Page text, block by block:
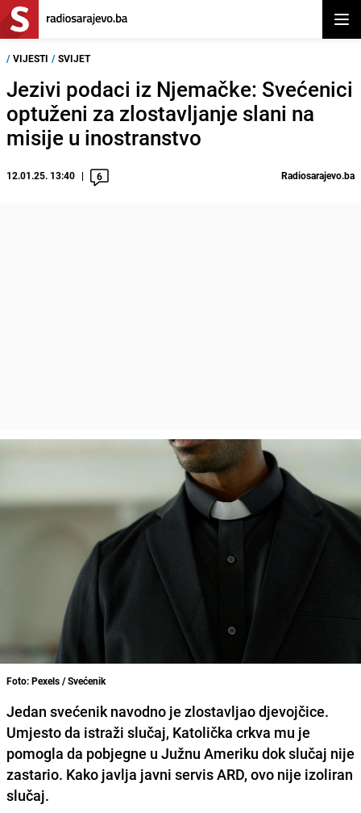
/ VIJESTI / SVIJET
Jezivi podaci iz Njemačke: Svećenici
optuženi za zlostavljanje slani na
misije u inostranstvo
12.01.25. 13:40 6 Radiosarajevo.ba
Foto: Pexels / Svećenik
Jedan svećenik navodno je zlostavljao djevojčice.
Umjesto da istraži slučaj, Katolička crkva mu je
pomogla da pobjegne u Južnu Ameriku dok slučaj nije
zastario. Kako javlja javni servis ARD, ovo nije izoliran
slučaj.